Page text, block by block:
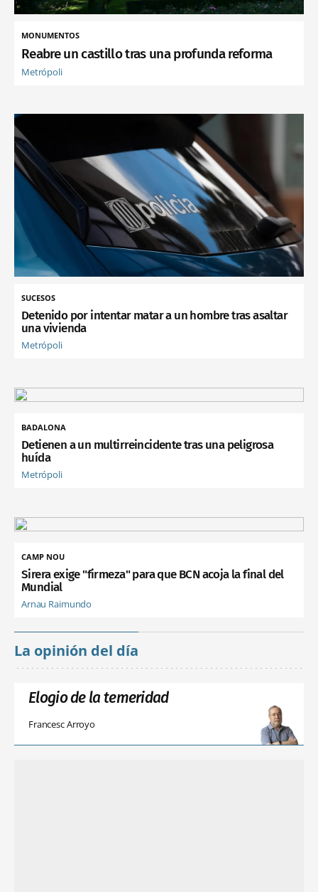
MONUMENTOS
Reabre un castillo tras una profunda reforma
Metrópoli
SUCESOS
Detenido por intentar matar a un hombre tras asaltar
una vivienda
Metrópoli
BADALONA
Detienen a un multirreincidente tras una peligrosa
huída
Metrópoli
CAMP NOU
Sirera exige "firmeza" para que BCN acoja la final del
Mundial
Arnau Raimundo
La opinión del día
Elogio de la temeridad
Francesc Arroyo